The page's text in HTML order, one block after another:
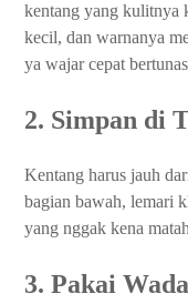
kentang yang kulitnya
kecil, dan warnanya
ya wajar cepat
2. Simpan di
Kentang harus jauh
bagian bawah, lemari
yang nggak kena
3. Pakai